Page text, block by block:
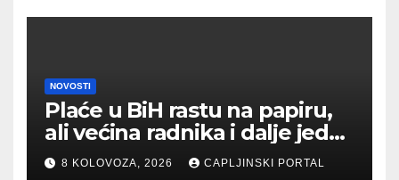
NOVOSTI
Plaće u BiH rastu na papiru,
ali većina radnika i dalje jedva
spaja kraj s krajem
8 KOLOVOZA, 2026 CAPLJINSKI PORTAL